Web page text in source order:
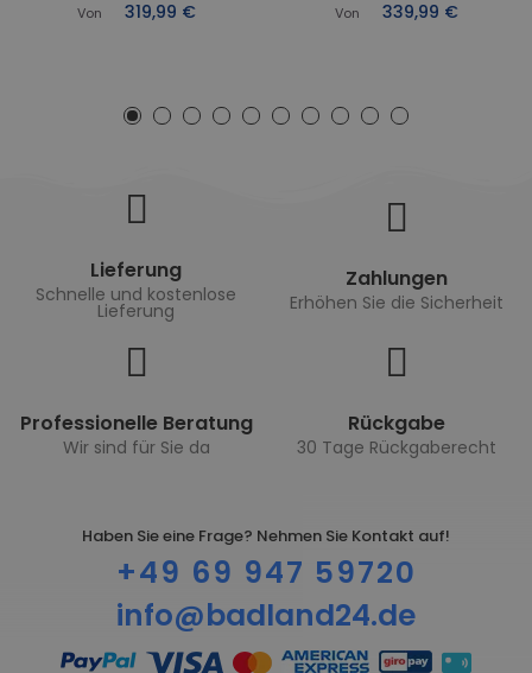
Von 319,99 € Von 339,99 €
Lieferung
Schnelle und kostenlose
Lieferung
Zahlungen
Erhöhen Sie die Sicherheit
Professionelle Beratung
Wir sind für Sie da
Rückgabe
30 Tage Rückgaberecht
Haben Sie eine Frage? Nehmen Sie Kontakt auf!
+49 69 947 59720
info@badland24.de